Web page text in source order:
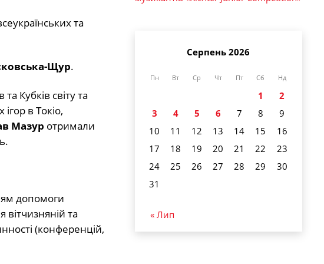
та
Щур.
Кубків світу та
в Токіо,
Мазур отримали
допомоги
та
(конференцій,
Серпень 2026
Пн Вт Ср Чт Пт Сб Нд
1
2
3
4 5 6 7 8
9
10
11 12 13 14 15
16
17
18 19 20 21 22
23
24
25 26 27 28 29
30
31
« Лип